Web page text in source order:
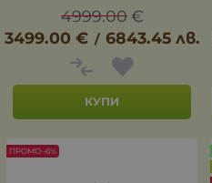
4999.00 €
3499.00 € / 6843.45 лв.
КУПИ
ПРОМО -6%